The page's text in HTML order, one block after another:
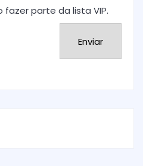
fazer parte da lista VIP.